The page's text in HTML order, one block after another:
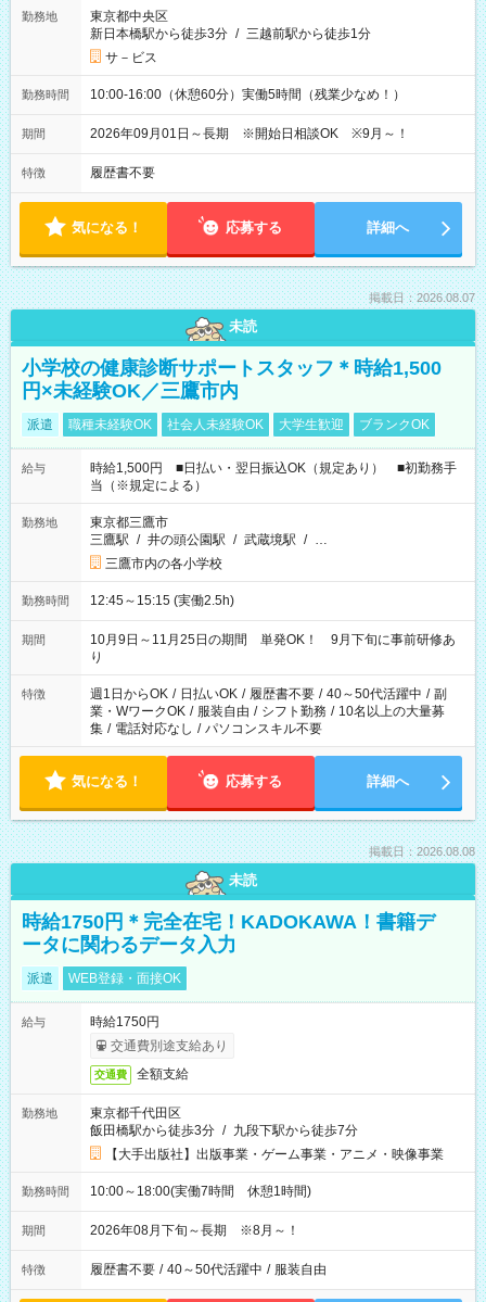
勤務地
東京都中央区
新日本橋駅から徒歩3分 / 三越前駅から徒歩1分
サ－ビス
勤務時間 10:00-16:00（休憩60分）実働5時間（残業少なめ！）
期間 2026年09月01日～長期 ※開始日相談OK ※9月～！
特徴 履歴書不要
気になる！ 応募する 詳細へ
掲載日：2026.08.07
未読
小学校の健康診断サポートスタッフ＊時給1,500
円×未経験OK／三鷹市内
派遣 職種未経験OK 社会人未経験OK 大学生歓迎 ブランクOK
給与
時給1,500円 ■日払い・翌日振込OK（規定あり） ■初勤務手
当（※規定による）
勤務地
東京都三鷹市
三鷹駅 / 井の頭公園駅 / 武蔵境駅 / …
三鷹市内の各小学校
勤務時間 12:45～15:15 (実働2.5h)
期間
10月9日～11月25日の期間 単発OK！ 9月下旬に事前研修あ
り
特徴 週1日からOK / 日払いOK / 履歴書不要 / 40～50代活躍中 / 副
業・WワークOK / 服装自由 / シフト勤務 / 10名以上の大量募
集 / 電話対応なし / パソコンスキル不要
気になる！ 応募する 詳細へ
掲載日：2026.08.08
未読
時給1750円＊完全在宅！KADOKAWA！書籍デ
ータに関わるデータ入力
派遣 WEB登録・面接OK
給与
時給1750円
交通費別途支給あり
交通費 全額支給
勤務地
東京都千代田区
飯田橋駅から徒歩3分 / 九段下駅から徒歩7分
【大手出版社】出版事業・ゲーム事業・アニメ・映像事業
勤務時間 10:00～18:00(実働7時間 休憩1時間)
期間 2026年08月下旬～長期 ※8月～！
特徴 履歴書不要 / 40～50代活躍中 / 服装自由